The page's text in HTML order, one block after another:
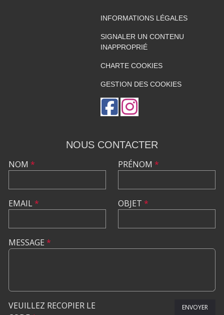
INFORMATIONS LÉGALES
SIGNALER UN CONTENU
INAPPROPRIÉ
CHARTE COOKIES
GESTION DES COOKIES
NOUS CONTACTER
NOM *
EMAIL*
PRÉNOM *
OBJET *
MESSAGE *
VEUILLEZ RECOPIER LE
ENVOYER